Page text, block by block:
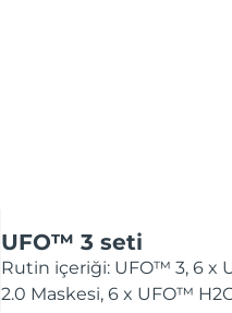
UFO™ 3 seti
Rutin içeriği: UFO™ 3, 6 x
2.0 Maskesi, 6 x UFO™